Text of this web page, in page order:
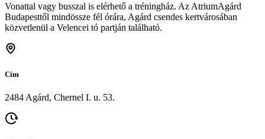
Vonattal vagy busszal is elérhető a tréningház. Az AtriumAgárd
Budapesttől mindössze fél órára, Agárd csendes kertvárosában
közvetlenül a Velencei tó partján található.
Cím
2484 Agárd, Chernel I. u. 53.